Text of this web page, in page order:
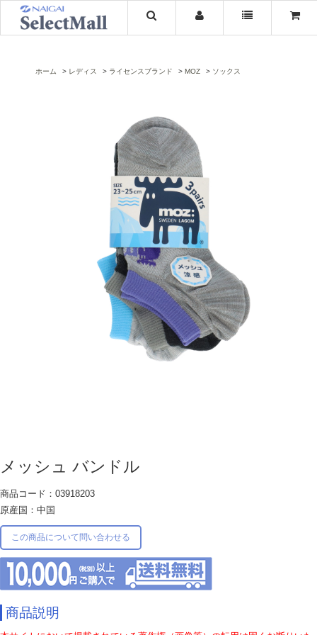
ホーム レディス ライセンスブランド MOZ ソックス
メッシュ バンドル
商品コード：03918203
原産国：中国
この商品について問い合わせる
商品説明